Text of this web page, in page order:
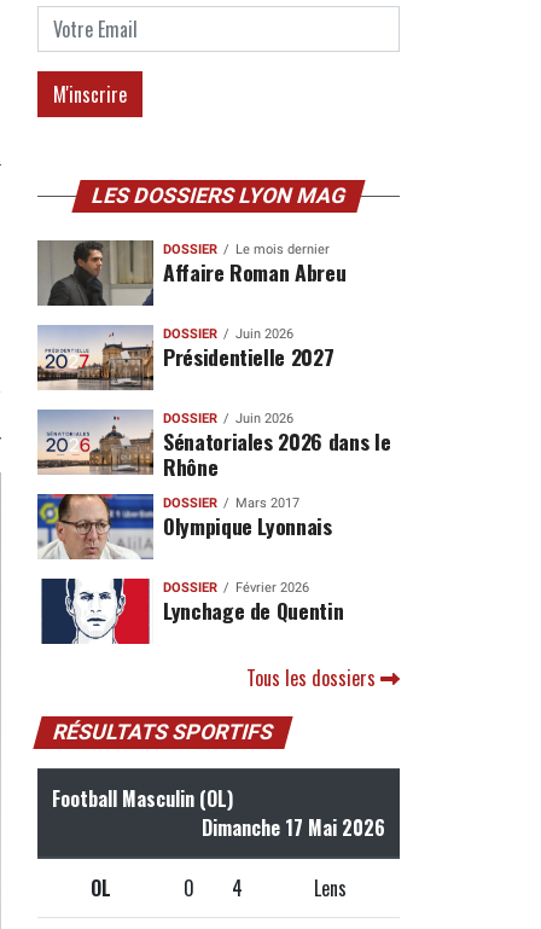
LES DOSSIERS LYON MAG
DOSSIER Le mois dernier
Affaire Roman Abreu
DOSSIER Juin 2026
Présidentielle 2027
DOSSIER Juin 2026
Sénatoriales 2026 dans le
Rhône
DOSSIER Mars 2017
Olympique Lyonnais
DOSSIER Février 2026
Lynchage de Quentin
Tous les dossiers
RÉSULTATS SPORTIFS
Football Masculin (OL)
Dimanche 17 Mai 2026
OL 0 4 Lens